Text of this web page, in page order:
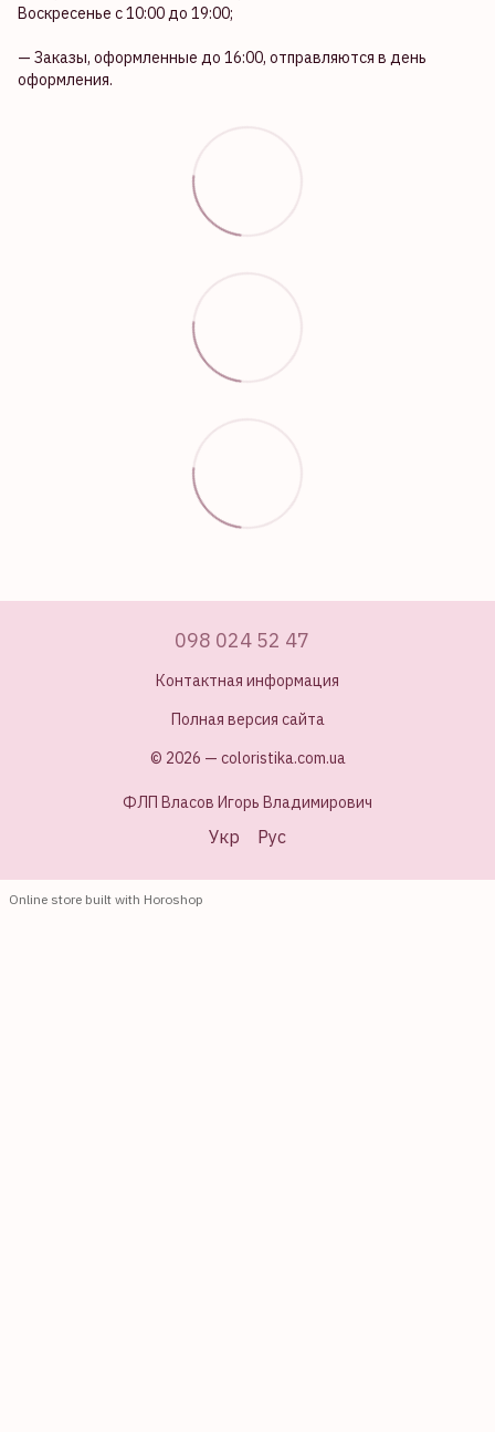
Воскресенье с 10:00 до 19:00;
— Заказы, оформленные до 16:00, отправляются в день
оформления.
098 024 52 47
Контактная информация
Полная версия сайта
© 2026 — coloristika.com.ua
ФЛП Власов Игорь Владимирович
Укр Рус
Online store built with Horoshop